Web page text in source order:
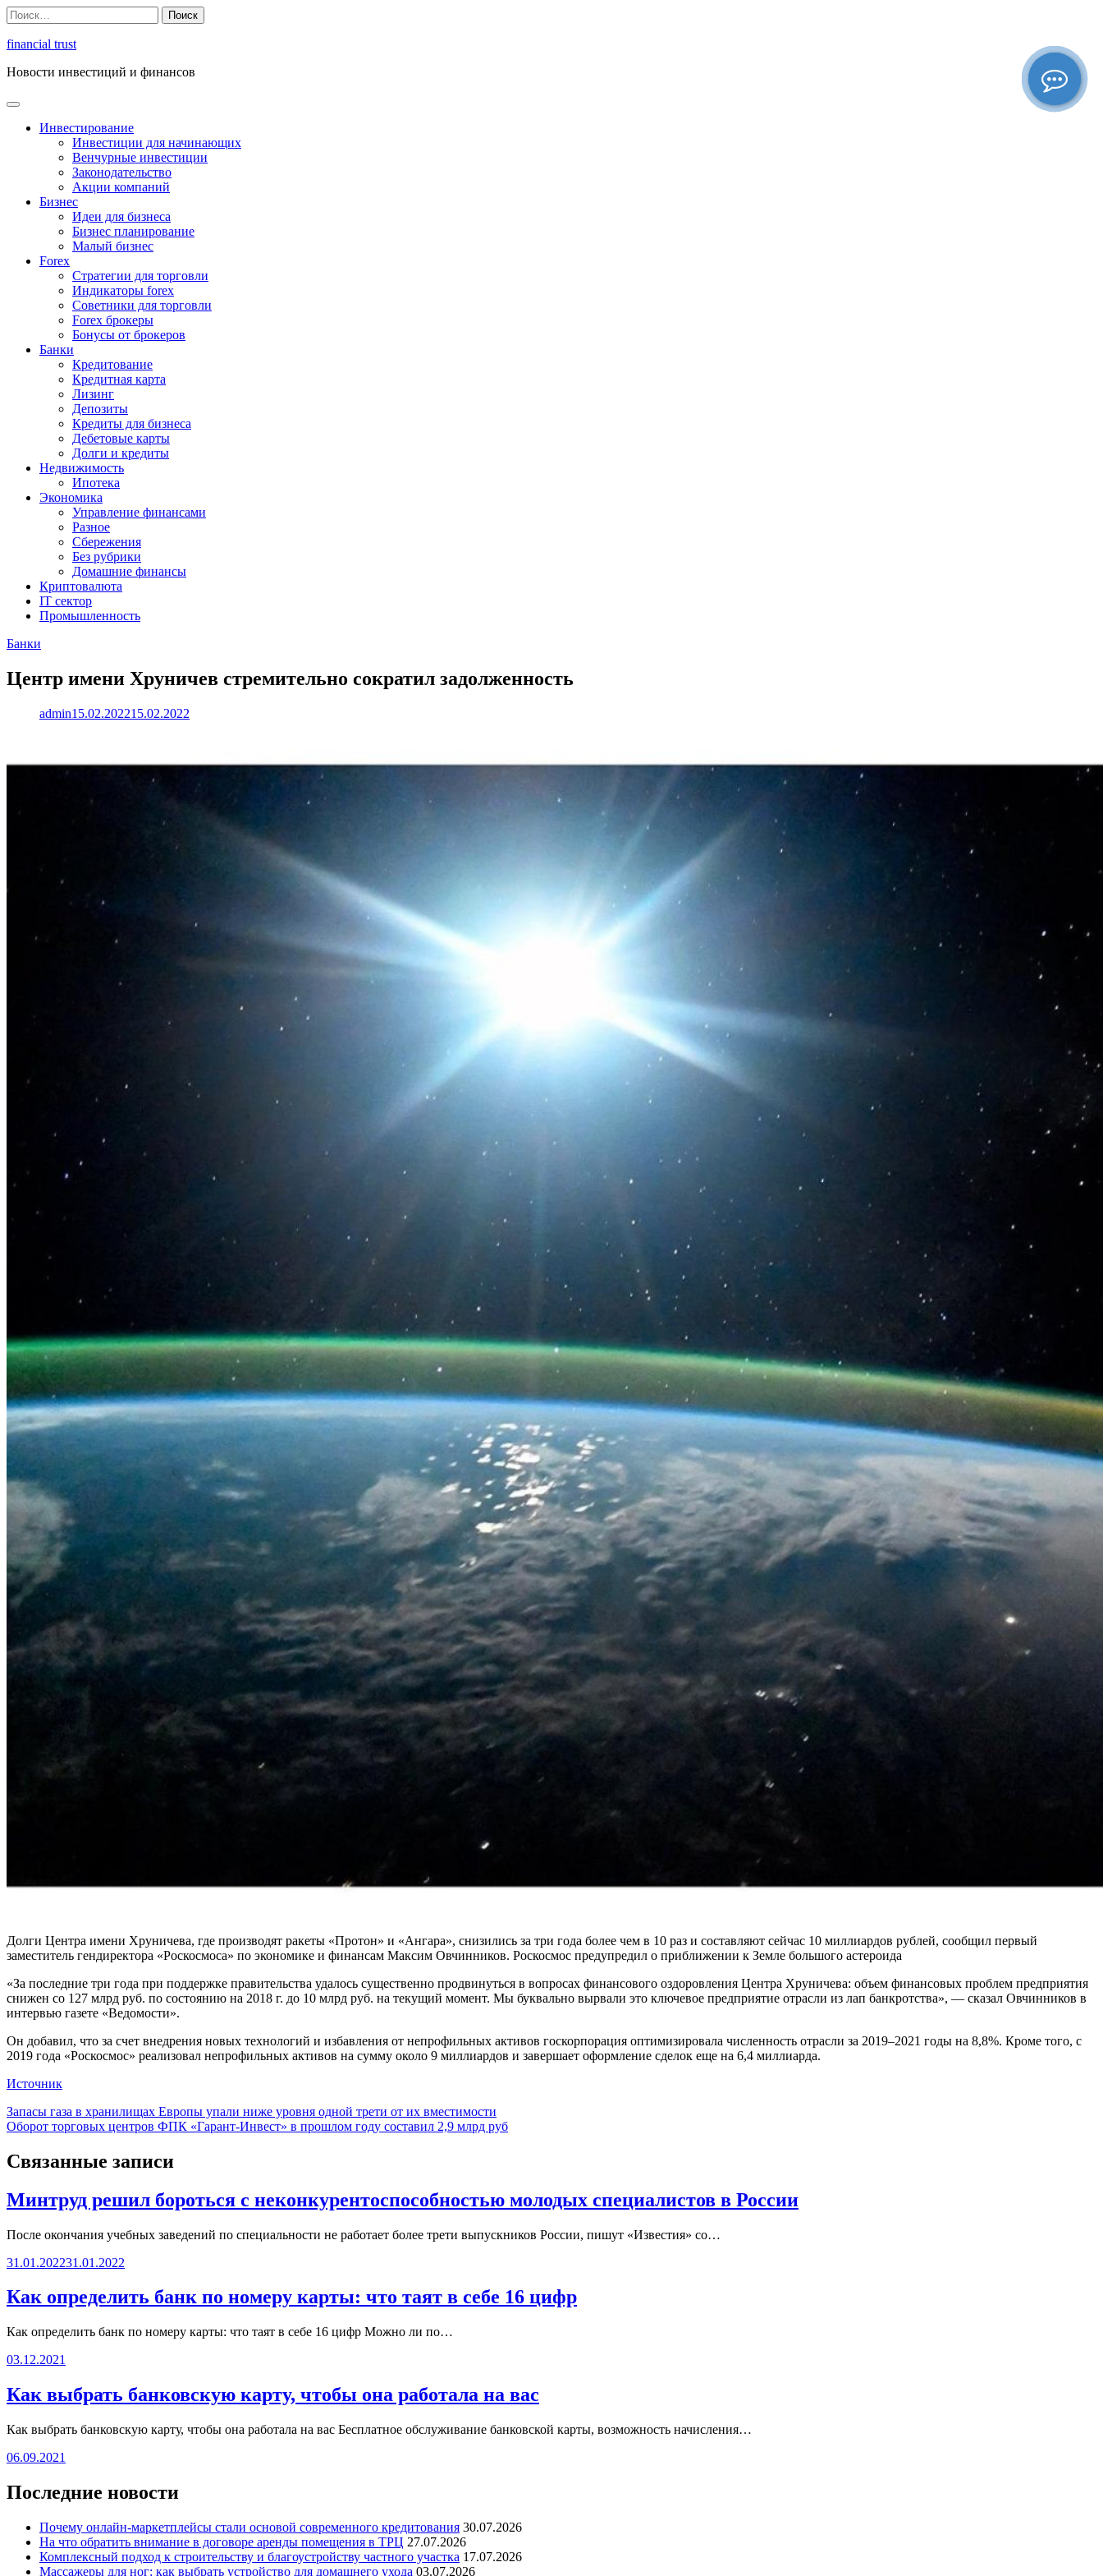
Перейти
к
содержимому
Найти:
financial trust
Новости инвестиций и финансов
Инвестирование
Инвестиции для начинающих
Венчурные инвестиции
Законодательство
Акции компаний
Бизнес
Идеи для бизнеса
Бизнес планирование
Малый бизнес
Forex
Стратегии для торговли
Индикаторы forex
Советники для торговли
Forex брокеры
Бонусы от брокеров
Банки
Кредитование
Кредитная карта
Лизинг
Депозиты
Кредиты для бизнеса
Дебетовые карты
Долги и кредиты
Недвижимость
Ипотека
Экономика
Управление финансами
Разное
Сбережения
Без рубрики
Домашние финансы
Криптовалюта
IT сектор
Промышленность
Банки
Центр имени Хруничев стремительно сократил задолженность
admin15.02.202215.02.2022
Долги Центра имени Хруничева, где производят ракеты «Протон» и «Ангара», снизились за три года более чем в 10 раз и составляют сейчас 10 миллиардов рублей, сообщил первый
заместитель гендиректора «Роскосмоса» по экономике и финансам Максим Овчинников. Роскосмос предупредил о приближении к Земле большого астероида
«За последние три года при поддержке правительства удалось существенно продвинуться в вопросах финансового оздоровления Центра Хруничева: объем финансовых проблем предприятия
снижен со 127 млрд руб. по состоянию на 2018 г. до 10 млрд руб. на текущий момент. Мы буквально вырвали это ключевое предприятие отрасли из лап банкротства», — сказал Овчинников в
интервью газете «Ведомости».
Он добавил, что за счет внедрения новых технологий и избавления от непрофильных активов госкорпорация оптимизировала численность отрасли за 2019–2021 годы на 8,8%. Кроме того, с
2019 года «Роскосмос» реализовал непрофильных активов на сумму около 9 миллиардов и завершает оформление сделок еще на 6,4 миллиарда.
Источник
Навигация
по
записям
Запасы газа в хранилищах Европы упали ниже уровня одной трети от их вместимости
Оборот торговых центров ФПК «Гарант-Инвест» в прошлом году составил 2,9 млрд руб
Связанные записи
Минтруд решил бороться с неконкурентоспособностью молодых специалистов в России
После окончания учебных заведений по специальности не работает более трети выпускников России, пишут «Известия» со…
31.01.202231.01.2022
Как определить банк по номеру карты: что таят в себе 16 цифр
Как определить банк по номеру карты: что таят в себе 16 цифр Можно ли по…
03.12.2021
Как выбрать банковскую карту, чтобы она работала на вас
Как выбрать банковскую карту, чтобы она работала на вас Бесплатное обслуживание банковской карты, возможность начисления…
06.09.2021
Последние новости
Почему онлайн-маркетплейсы стали основой современного кредитования 30.07.2026
На что обратить внимание в договоре аренды помещения в ТРЦ 27.07.2026
Комплексный подход к строительству и благоустройству частного участка 17.07.2026
Массажеры для ног: как выбрать устройство для домашнего ухода 03.07.2026